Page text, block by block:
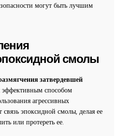
могут быть лучшим
смолы
затвердевшей
эффективным способом
агрессивных
связь эпоксидной смолы, делая ее
или протереть ее.